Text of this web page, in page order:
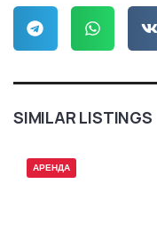
SIMILAR LISTINGS
АРЕНДА